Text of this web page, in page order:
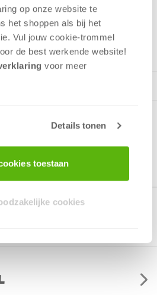
op onze website te
het shoppen als bij het
Vul jouw cookie-trommel
de best werkende website​!
voor meer
Details tonen
toestaan
cookies
+/- 75 v.a. 10 jaar